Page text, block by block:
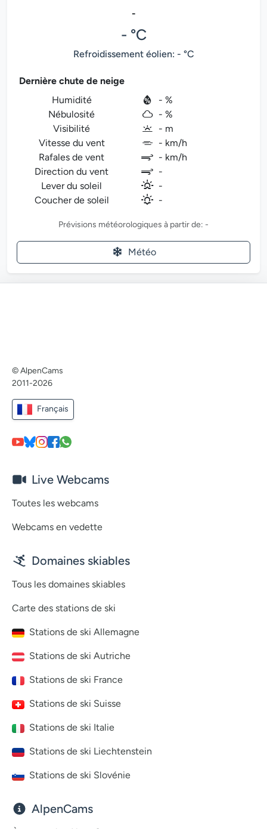
-
- °C
Refroidissement éolien: - °C
Dernière chute de neige
Humidité
- %
Nébulosité
- %
Visibilité
- m
Vitesse du vent
- km/h
Rafales de vent
- km/h
Direction du vent
-
Lever du soleil
-
Coucher de soleil
-
Prévisions météorologiques à partir de: -
Météo
© AlpenCams
2011-2026
Français
Live Webcams
Toutes les webcams
Webcams en vedette
Domaines skiables
Tous les domaines skiables
Carte des stations de ski
Stations de ski Allemagne
Stations de ski Autriche
Stations de ski France
Stations de ski Suisse
Stations de ski Italie
Stations de ski Liechtenstein
Stations de ski Slovénie
AlpenCams